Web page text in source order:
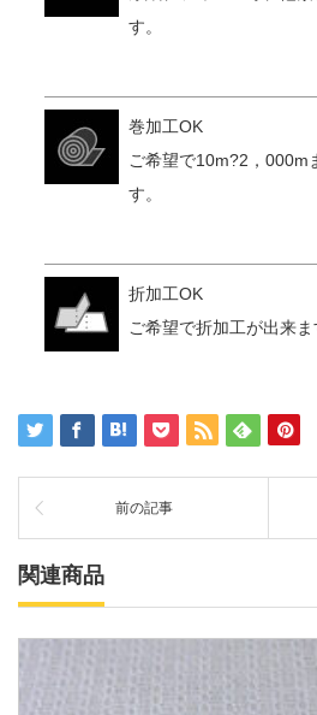
す。
巻加工OK
ご希望で10m?2，000m
す。
折加工OK
ご希望で折加工が出来ま
前の記事
関連商品